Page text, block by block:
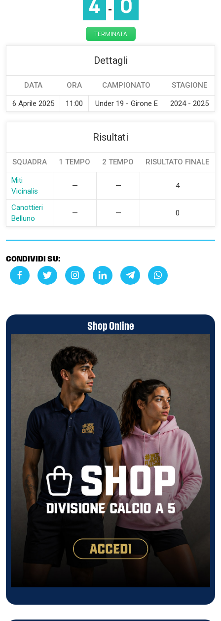
-
TERMINATA
Dettagli
DATA ORA CAMPIONATO STAGIONE
6 Aprile 2025 11:00 Under 19 - Girone E 2024 - 2025
Risultati
SQUADRA 1 TEMPO 2 TEMPO RISULTATO FINALE
Miti
Vicinalis
— — 4
Canottieri
Belluno
— — 0
CONDIVIDI SU:
Shop Online